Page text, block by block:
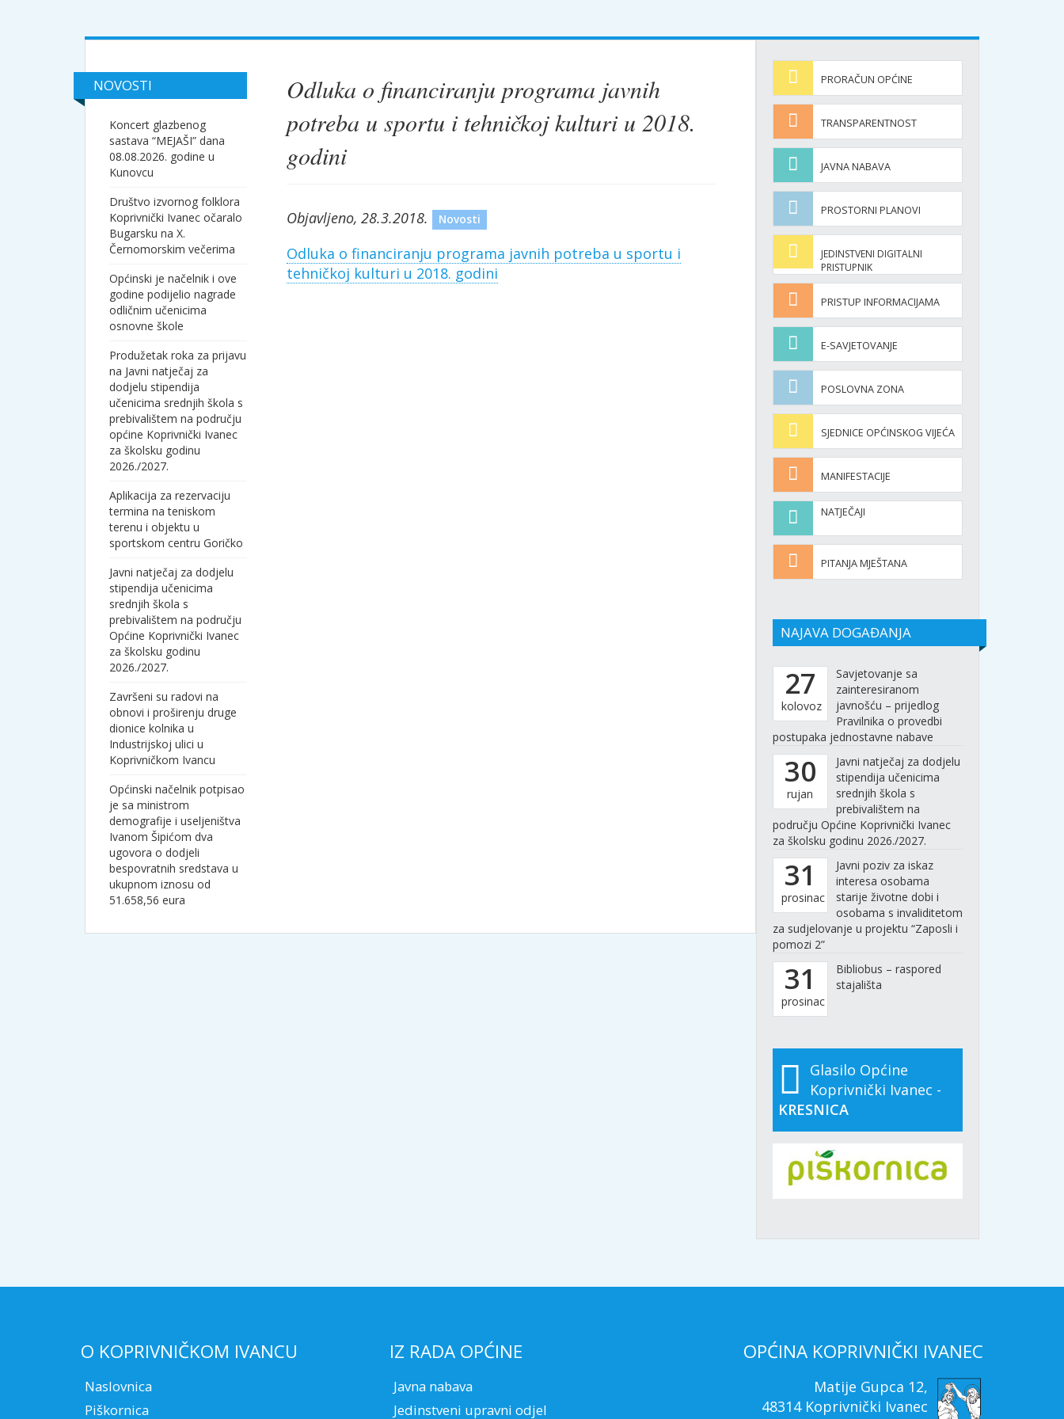
NOVOSTI
Koncert glazbenog
sastava “MEJAŠI” dana
08.08.2026. godine u
Kunovcu
Društvo izvornog folklora
Koprivnički Ivanec očaralo
Bugarsku na X.
Černomorskim večerima
Općinski je načelnik i ove
godine podijelio nagrade
odličnim učenicima
osnovne škole
Produžetak roka za prijavu
na Javni natječaj za
dodjelu stipendija
učenicima srednjih škola s
prebivalištem na području
općine Koprivnički Ivanec
za školsku godinu
2026./2027.
Aplikacija za rezervaciju
termina na teniskom
terenu i objektu u
sportskom centru Goričko
Javni natječaj za dodjelu
stipendija učenicima
srednjih škola s
prebivalištem na području
Općine Koprivnički Ivanec
za školsku godinu
2026./2027.
Završeni su radovi na
obnovi i proširenju druge
dionice kolnika u
Industrijskoj ulici u
Koprivničkom Ivancu
Općinski načelnik potpisao
je sa ministrom
demografije i useljeništva
Ivanom Šipićom dva
ugovora o dodjeli
bespovratnih sredstava u
ukupnom iznosu od
51.658,56 eura
Odluka o financiranju programa javnih
potreba u sportu i tehničkoj kulturi u 2018.
godini
Objavljeno, 28.3.2018. Novosti
Odluka o financiranju programa javnih potreba u sportu i
tehničkoj kulturi u 2018. godini
PRORAČUN OPĆINE
TRANSPARENTNOST
JAVNA NABAVA
PROSTORNI PLANOVI
JEDINSTVENI DIGITALNI
PRISTUPNIK
PRISTUP INFORMACIJAMA
E-SAVJETOVANJE
POSLOVNA ZONA
SJEDNICE OPĆINSKOG VIJEĆA
MANIFESTACIJE
NATJEČAJI
PITANJA MJEŠTANA
NAJAVA DOGAĐANJA
27
kolovoz
Savjetovanje sa
zainteresiranom
javnošću – prijedlog
Pravilnika o provedbi
postupaka jednostavne nabave
30
rujan
Javni natječaj za dodjelu
stipendija učenicima
srednjih škola s
prebivalištem na
području Općine Koprivnički Ivanec
za školsku godinu 2026./2027.
31
prosinac
Javni poziv za iskaz
interesa osobama
starije životne dobi i
osobama s invaliditetom
za sudjelovanje u projektu “Zaposli i
pomozi 2”
31
prosinac
Bibliobus – raspored
stajališta
Glasilo Općine
Koprivnički Ivanec -
KRESNICA
O KOPRIVNIČKOM IVANCU
Naslovnica
Piškornica
IZ RADA OPĆINE
Javna nabava
Jedinstveni upravni odjel
OPĆINA KOPRIVNIČKI IVANEC
Matije Gupca 12,
48314 Koprivnički Ivanec